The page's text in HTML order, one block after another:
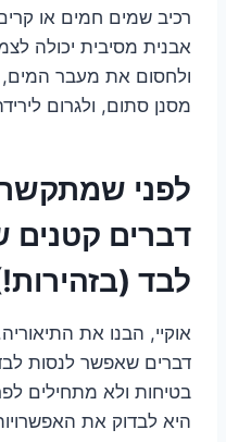
רכיב שמים חמים או
אבנית מסיבית יכולה
ולחסום את מעבר המים,
מסנן סתום, ולגרום
דברים קטנים
לבד
אוקיי, הבנו את
דברים שאפשר לנסות
בטיחות ולא מתחילים
היא לבדוק את